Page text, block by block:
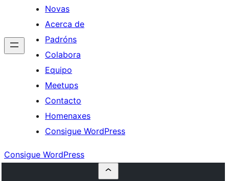
Novas
Acerca de
Padróns
Colabora
Equipo
Meetups
Contacto
Homenaxes
Consigue WordPress
Consigue WordPress